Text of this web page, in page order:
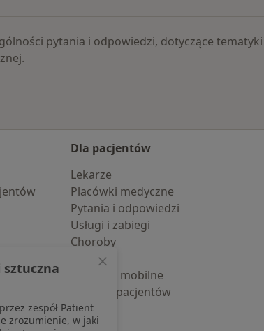
pytania i odpowiedzi, dotyczące
Dla pacjentów
Lekarze
Placówki medyczne
Pytania i odpowiedzi
Usługi i zabiegi
Choroby
Pomoc
Aplikacje mobilne
Blog dla pacjentów
zespół Patient
zrozumienie, w jaki